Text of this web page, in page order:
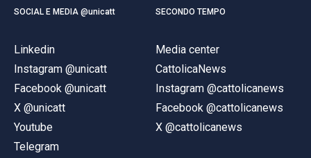
SOCIAL E MEDIA @unicatt
Linkedin
Instagram @unicatt
Facebook @unicatt
X @unicatt
Youtube
Telegram
SECONDO TEMPO
Media center
CattolicaNews
Instagram @cattolicanews
Facebook @cattolicanews
X @cattolicanews